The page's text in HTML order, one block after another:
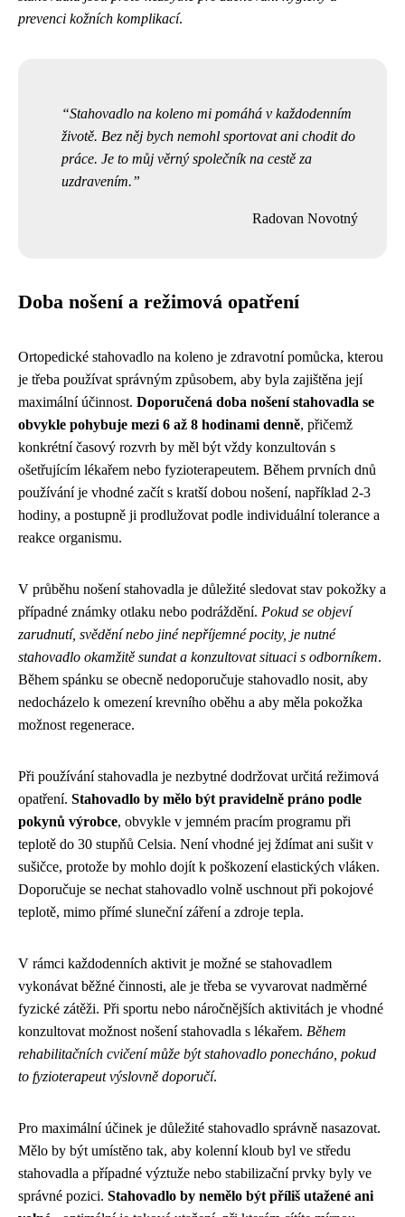
prevenci kožních komplikací.
Stahovadlo na koleno mi pomáhá v každodenním
životě. Bez něj bych nemohl sportovat ani chodit do
práce. Je to můj věrný společník na cestě za
uzdravením.
Radovan Novotný
Doba nošení a režimová opatření
Ortopedické stahovadlo na koleno je zdravotní pomůcka, kterou
je třeba používat správným způsobem, aby byla zajištěna její
maximální účinnost. Doporučená doba nošení stahovadla se
obvykle pohybuje mezi 6 až 8 hodinami denně, přičemž
konkrétní časový rozvrh by měl být vždy konzultován s
ošetřujícím lékařem nebo fyzioterapeutem. Během prvních dnů
používání je vhodné začít s kratší dobou nošení, například 2-3
hodiny, a postupně ji prodlužovat podle individuální tolerance a
reakce organismu.
V průběhu nošení stahovadla je důležité sledovat stav pokožky a
případné známky otlaku nebo podráždění. Pokud se objeví
zarudnutí, svědění nebo jiné nepříjemné pocity, je nutné
stahovadlo okamžitě sundat a konzultovat situaci s odborníkem.
Během spánku se obecně nedoporučuje stahovadlo nosit, aby
nedocházelo k omezení krevního oběhu a aby měla pokožka
možnost regenerace.
Při používání stahovadla je nezbytné dodržovat určitá režimová
opatření. Stahovadlo by mělo být pravidelně práno podle
pokynů výrobce, obvykle v jemném pracím programu při
teplotě do 30 stupňů Celsia. Není vhodné jej ždímat ani sušit v
sušičce, protože by mohlo dojít k poškození elastických vláken.
Doporučuje se nechat stahovadlo volně uschnout při pokojové
teplotě, mimo přímé sluneční záření a zdroje tepla.
V rámci každodenních aktivit je možné se stahovadlem
vykonávat běžné činnosti, ale je třeba se vyvarovat nadměrné
fyzické zátěži. Při sportu nebo náročnějších aktivitách je vhodné
konzultovat možnost nošení stahovadla s lékařem. Během
rehabilitačních cvičení může být stahovadlo ponecháno, pokud
to fyzioterapeut výslovně doporučí.
Pro maximální účinek je důležité stahovadlo správně nasazovat.
Mělo by být umístěno tak, aby kolenní kloub byl ve středu
stahovadla a případné výztuže nebo stabilizační prvky byly ve
správné pozici. Stahovadlo by nemělo být příliš utažené ani